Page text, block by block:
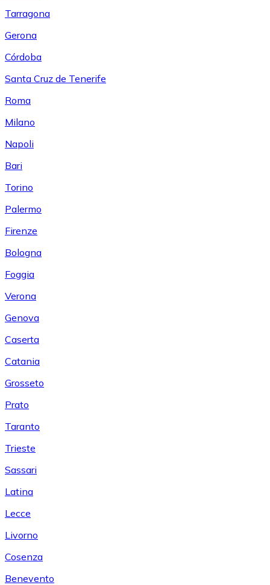
Tarragona
Gerona
Córdoba
Santa Cruz de Tenerife
Roma
Milano
Napoli
Bari
Torino
Palermo
Firenze
Bologna
Foggia
Verona
Genova
Caserta
Catania
Grosseto
Prato
Taranto
Trieste
Sassari
Latina
Lecce
Livorno
Cosenza
Benevento